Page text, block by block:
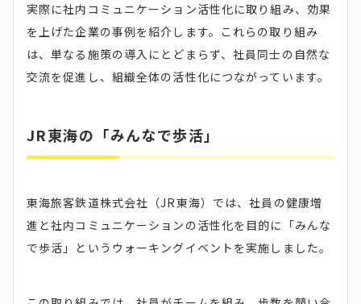
実際に社内コミュニケーション活性化に取り組み、効果
を上げた企業の事例を紹介します。これらの取り組み
は、単なる施策の導入にとどまらず、社員同士の自然な
交流を促進し、組織全体の活性化につながっています。
JR東海の「みんなで歩活」
東海旅客鉄道株式会社（JR東海）では、社員の健康増
進と社内コミュニケーションの活性化を目的に「みんな
で歩活」というウォーキングイベントを実施しました。